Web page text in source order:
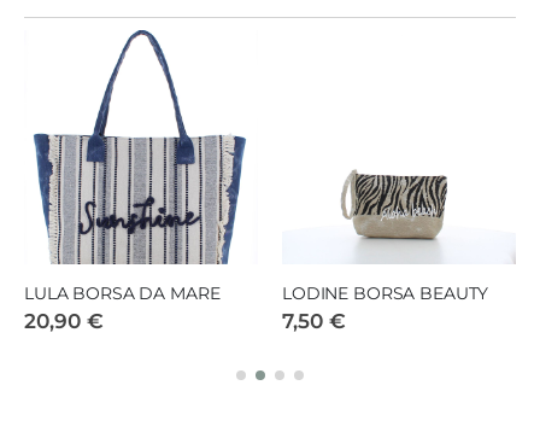
LULA BORSA DA MARE
20,90 €
LODINE BORSA BEAUTY
7,50 €